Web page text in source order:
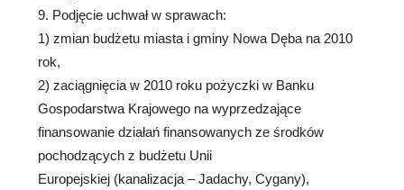
9. Podjęcie uchwał w sprawach:
1) zmian budżetu miasta i gminy Nowa Dęba na 2010
rok,
2) zaciągnięcia w 2010 roku pożyczki w Banku
Gospodarstwa Krajowego na wyprzedzające
finansowanie działań finansowanych ze środków
pochodzących z budżetu Unii
Europejskiej (kanalizacja – Jadachy, Cygany),